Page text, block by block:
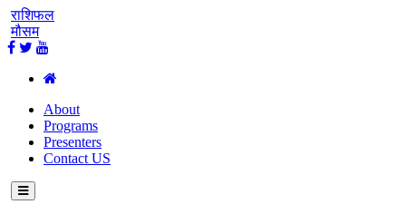
राशिफल
मौसम
About
Programs
Presenters
Contact US